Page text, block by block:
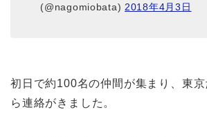
(@nagomiobata) 2018年4月3日
初日で約100名の仲間が集まり、東
ら連絡がきました。